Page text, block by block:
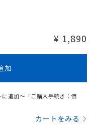
があります。
¥ 1,890
加
追加～「ご購入手続き：価
カートをみる